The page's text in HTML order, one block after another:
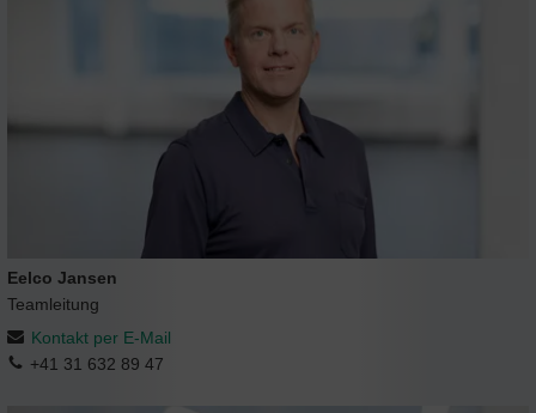
Eelco Jansen
Teamleitung
Kontakt per E-Mail
+41 31 632 89 47